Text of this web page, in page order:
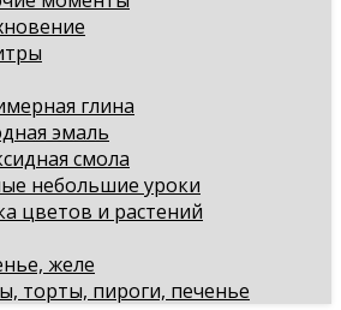
глина
эмаль
смола
небольшие уроки
цветов и растений
желе
торты, пироги, печенье